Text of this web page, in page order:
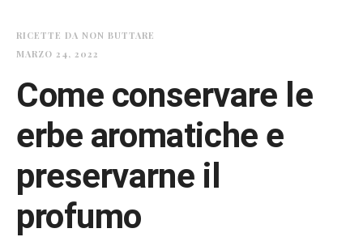
RICETTE DA NON BUTTARE
MARZO 24, 2022
Come conservare le
erbe aromatiche e
preservarne il
profumo